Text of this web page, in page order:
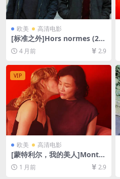
欧美 高清电影
[标准之外]Hors normes (20
19)[百度网盘+夸克网盘1080P
超清未删减资源][网盘在线播
放/下载][MP4/7.8GB][中文字
幕]
4 月前 2.9
VIP
欧美 高清电影
[蒙特利尔，我的美人]Montré
al, ma belle (2025)[百度网盘
+夸克网盘1080P超清未删减
1 月前 2.9